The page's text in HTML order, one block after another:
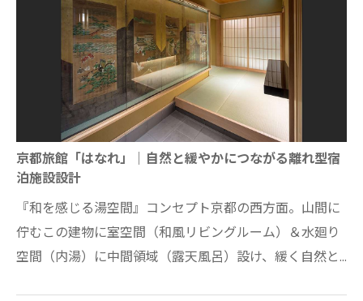
京都旅館「はなれ」｜自然と緩やかにつながる離れ型宿
泊施設設計
『和を感じる湯空間』コンセプト京都の西方面。山間に
佇むこの建物に室空間（和風リビングルーム）＆水廻り
空間（内湯）に中間領域（露天風呂）設け、緩く自然と